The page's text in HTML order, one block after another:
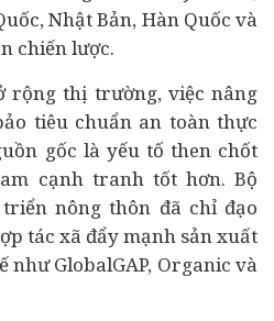
Nhật Bản, Hàn Quốc và
chiến lược.
rộng thị trường, việc nâng
tiêu chuẩn an toàn thực
gốc là yếu tố then chốt
cạnh tranh tốt hơn. Bộ
nông thôn đã chỉ đạo
tác xã đẩy mạnh sản xuất
như GlobalGAP, Organic và